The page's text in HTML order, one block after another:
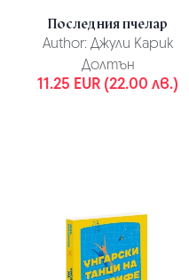
Последния пчелар
Author: Джули Карик
Долтън
11.25 EUR (22.00 лв.)